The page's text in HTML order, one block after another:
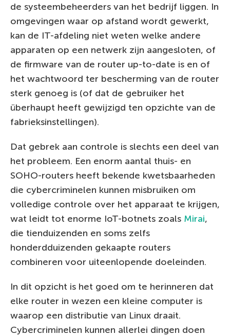
de systeembeheerders van het bedrijf liggen. In
omgevingen waar op afstand wordt gewerkt,
kan de IT-afdeling niet weten welke andere
apparaten op een netwerk zijn aangesloten, of
de firmware van de router up-to-date is en of
het wachtwoord ter bescherming van de router
sterk genoeg is (of dat de gebruiker het
überhaupt heeft gewijzigd ten opzichte van de
fabrieksinstellingen).
Dat gebrek aan controle is slechts een deel van
het probleem. Een enorm aantal thuis- en
SOHO-routers heeft bekende kwetsbaarheden
die cybercriminelen kunnen misbruiken om
volledige controle over het apparaat te krijgen,
wat leidt tot enorme IoT-botnets zoals Mirai,
die tienduizenden en soms zelfs
honderdduizenden gekaapte routers
combineren voor uiteenlopende doeleinden.
In dit opzicht is het goed om te herinneren dat
elke router in wezen een kleine computer is
waarop een distributie van Linux draait.
Cybercriminelen kunnen allerlei dingen doen